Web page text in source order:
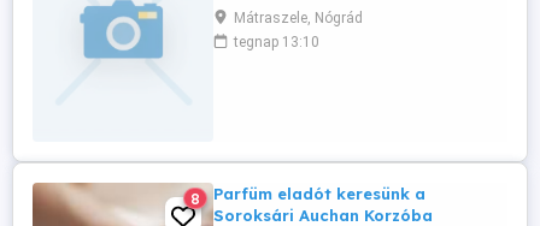
eladót keresünk! Fényképes
önéletrajzokat az alábbi címre várjuk: vagy
bővebb információért az alábbi
Mátraszele, Nógrád
tegnap 13:10
8
Parfüm eladót keresünk a
Soroksári Auchan Korzóba